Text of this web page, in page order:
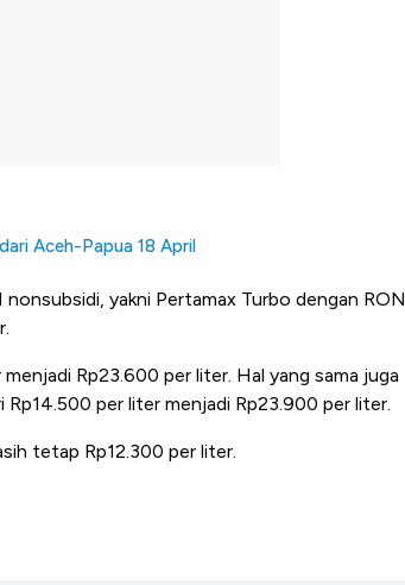
Aceh-Papua 18 April
yakni Pertamax Turbo dengan RON
Rp23.600 per liter. Hal yang sama juga
Rp14.500 per liter menjadi Rp23.900 per liter.
tetap Rp12.300 per liter.